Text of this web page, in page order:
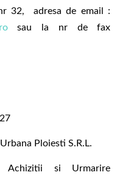
32, adresa de email :
sau la nr de fax
Ploiesti S.R.L.
Achizitii si Urmarire